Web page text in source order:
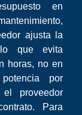
en
ajusta la
que evita
horas, no en
por
proveedor
Para